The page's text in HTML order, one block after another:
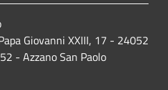
Giovanni XXIII, 17 - 24052
- Azzano San Paolo